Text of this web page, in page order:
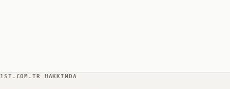
1ST.COM.TR HAKKINDA